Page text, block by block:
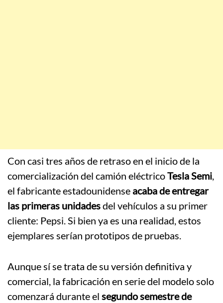
Con casi tres años de retraso en el inicio de la
comercialización del camión eléctricoTesla Semi,
el fabricante estadounidense acaba de entregar
las primeras unidadesdel vehículos a su primer
cliente: Pepsi. Si bien ya es una realidad, estos
ejemplares serían prototipos de pruebas.
Aunque sí se trata de su versión definitiva y
comercial, la fabricación en serie del modelo solo
comenzará durante el segundo semestre de